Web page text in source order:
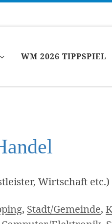
WM 2026 TIPPSPIEL
Wirtschaft etc.)
, Stadt/Gemeinde,